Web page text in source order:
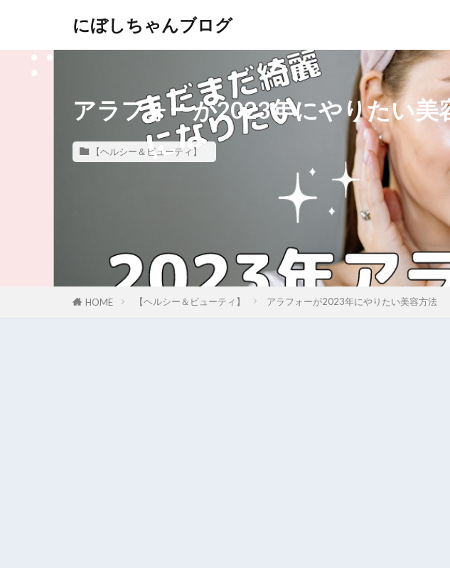
にぼしちゃんブログ
アラフォーが2023年にやりたい美
【ヘルシー＆ビューティ】
HOME 【ヘルシー＆ビューティ】 アラフォーが2023年にやりたい美容方法